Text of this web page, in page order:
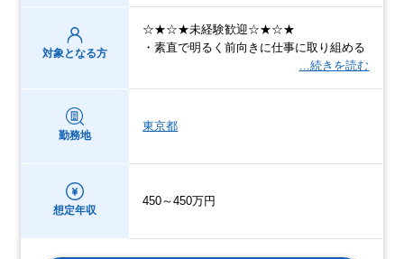
対象となる方
☆★☆★未経験歓迎☆★☆★
・素直で明るく前向きに仕事に取り組める
…続きを読む
勤務地
東京都
想定年収
450～450万円